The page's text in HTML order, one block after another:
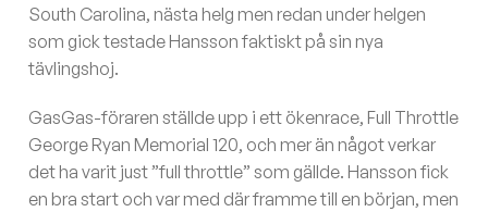
South Carolina, nästa helg men redan under helgen
som gick testade Hansson faktiskt på sin nya
tävlingshoj.
GasGas-föraren ställde upp i ett ökenrace, Full Throttle
George Ryan Memorial 120, och mer än något verkar
det ha varit just ”full throttle” som gällde. Hansson fick
en bra start och var med där framme till en början, men